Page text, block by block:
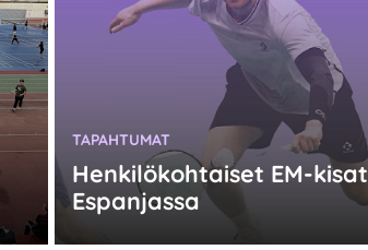
Henkilökohtaiset EM-kisat
Espanjassa
KATEGORIA:
TAPAHTUMAT